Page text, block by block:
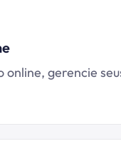
online, gerencie